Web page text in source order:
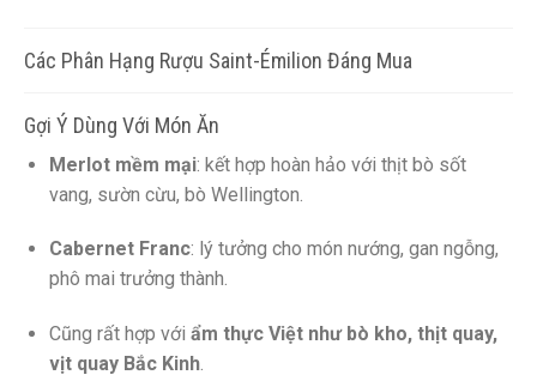
Các Phân Hạng Rượu Saint-Émilion Đáng Mua
Gợi Ý Dùng Với Món Ăn
Merlot mềm mại: kết hợp hoàn hảo với thịt bò sốt
vang, sườn cừu, bò Wellington.
Cabernet Franc: lý tưởng cho món nướng, gan ngỗng,
phô mai trưởng thành.
Cũng rất hợp với ẩm thực Việt như bò kho, thịt quay,
vịt quay Bắc Kinh.